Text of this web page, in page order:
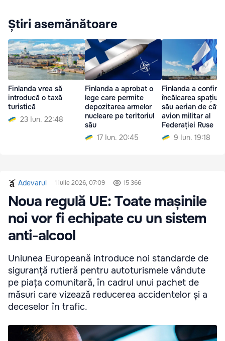
Știri asemănătoare
Finlanda vrea să
introducă o taxă
turistică
23 Iun. 22:48
Finlanda a aprobat o
lege care permite
depozitarea armelor
nucleare pe teritoriul
său
17 Iun. 20:45
Finlanda a
încălcarea spațiului
său aerian de
avion militar al
Federației Ruse
9 Iun. 19:18
Adevarul 1 iulie 2026, 07:09 15 366
Noua regulă UE: Toate mașinile
noi vor fi echipate cu un sistem
anti-alcool
Uniunea Europeană introduce noi standarde de
siguranță rutieră pentru autoturismele vândute
pe piața comunitară, în cadrul unui pachet de
măsuri care vizează reducerea accidentelor și a
deceselor în trafic.